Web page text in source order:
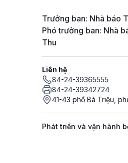
Trưởng ban: Nhà báo
Phó trưởng ban: Nhà
Thu
Liên hệ
84-24-39365555
84-24-39342724
41-43 phố Bà Triệu,
Phát triển và vận hành